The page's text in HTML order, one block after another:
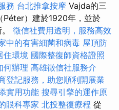
務 台北推拿按摩 Vajda的三
Péter）建於1920年，並於
徵信社費用透明，服務高效
中的有害細菌和病毒 屋頂防
住環境 國際整復師資格證照
何辦理 高雄徵信社服務介
登記服務，助您順利開展業
實用功能 搜尋引擎的運作原
眼科專家 北投整復療程 從